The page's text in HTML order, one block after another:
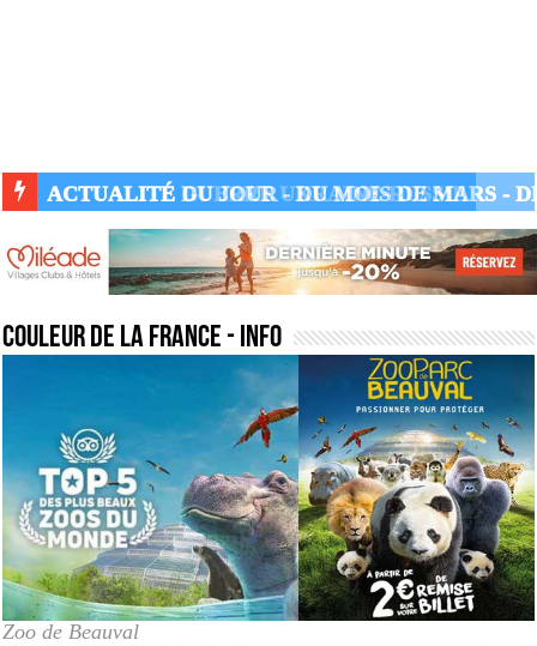
ACTUALITÉ GUERRE UKRAINE-RUSSIE
couleur de la france - Info
Zoo de Beauval